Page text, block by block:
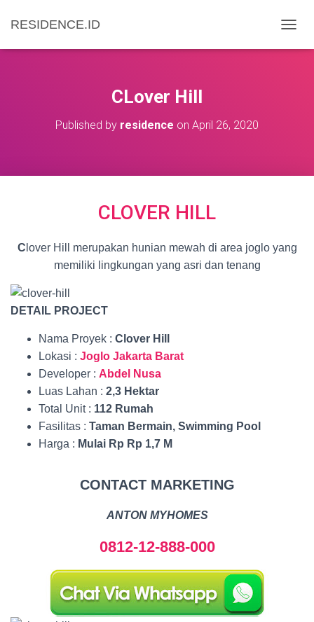
RESIDENCE.ID
O
CLover Hill
Published by residence on April 26, 2020
CLOVER HILL
C lover Hill merupakan hunian mewah di area joglo yang
memiliki lingkungan yang asri dan tenang
DETAIL PROJECT
Nama Proyek : Clover Hill
Lokasi : Joglo Jakarta Barat
Developer : Abdel Nusa
Luas Lahan : 2,3 Hektar
Total Unit : 112 Rumah
Fasilitas : Taman Bermain, Swimming Pool
Harga : Mulai Rp Rp 1,7 M
CONTACT MARKETING
ANTON MYHOMES
0812-12-888-000